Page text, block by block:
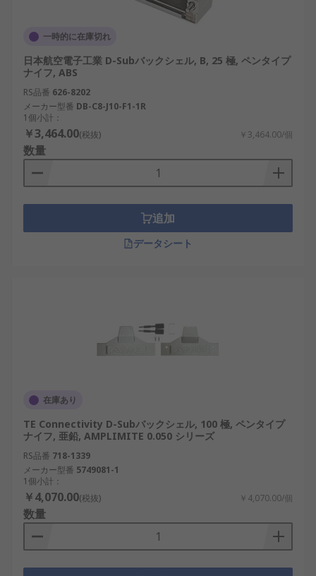
一時的に在庫切れ
日本航空電子工業 D-Subバックシェル, B, 25 極, ペンタイプ
ナイフ, ABS
RS品番 626-8202
メーカー型番 DB-C8-J10-F1-1R
1個小計：
￥3,464.00(税抜) ￥3,464.00/個
数量
追加
データシート
在庫あり
TE Connectivity D-Subバックシェル, 100 極, ペンタイプ
ナイフ, 亜鉛, AMPLIMITE 0.050 シリーズ
RS品番 718-1339
メーカー型番 5749081-1
1個小計：
￥4,070.00(税抜) ￥4,070.00/個
数量